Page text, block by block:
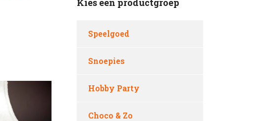
Kies een productgroep
Speelgoed
Snoepies
Hobby Party
Choco & Zo